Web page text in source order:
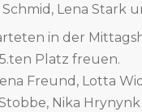
Lena Stark
in der
Platz freuen.
Freund, Lotta
Nika